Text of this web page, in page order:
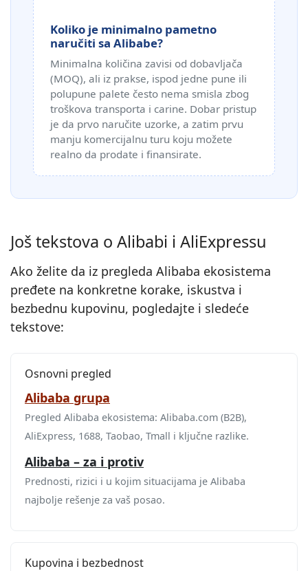
Koliko je minimalno pametno
naručiti sa Alibabe?
Minimalna količina zavisi od dobavljača
(MOQ), ali iz prakse, ispod jedne pune ili
polupune palete često nema smisla zbog
troškova transporta i carine. Dobar pristup
je da prvo naručite uzorke, a zatim prvu
manju komercijalnu turu koju možete
realno da prodate i finansirate.
Još tekstova o Alibabi i AliExpressu
Ako želite da iz pregleda Alibaba ekosistema
pređete na konkretne korake, iskustva i
bezbednu kupovinu, pogledajte i sledeće
tekstove:
Osnovni pregled
Alibaba grupa
Pregled Alibaba ekosistema: Alibaba.com (B2B),
AliExpress, 1688, Taobao, Tmall i ključne razlike.
Alibaba – za i protiv
Prednosti, rizici i u kojim situacijama je Alibaba
najbolje rešenje za vaš posao.
Kupovina i bezbednost